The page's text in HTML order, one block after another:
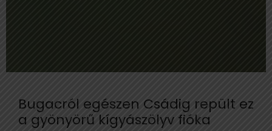
Bugacról egészen Csádig repült ez
a gyönyörű kígyászölyv fióka